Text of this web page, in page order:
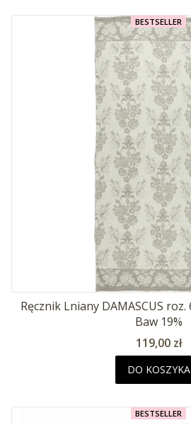
BESTSELLER
Ręcznik Lniany DAMASCUS roz.
Baw 19%
Cena
119,00 zł
DO KOSZYKA
BESTSELLER